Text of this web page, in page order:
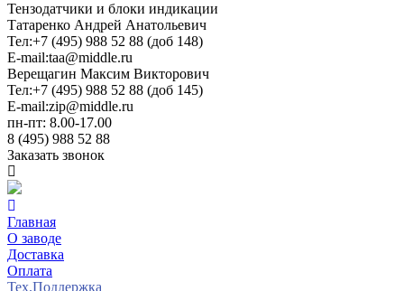
Тензодатчики и блоки индикации
Татаренко Андрей Анатольевич
Тел:+7 (495) 988 52 88 (доб 148)
E-mail:taa@middle.ru
Верещагин Максим Викторович
Тел:+7 (495) 988 52 88 (доб 145)
E-mail:zip@middle.ru
пн-пт: 8.00-17.00
8 (495) 988 52 88
Заказать звонок
Главная
О заводе
Доставка
Оплата
Тех.Поддержка